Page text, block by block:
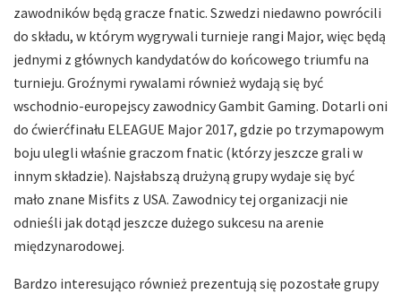
zawodników będą gracze fnatic. Szwedzi niedawno powrócili
do składu, w którym wygrywali turnieje rangi Major, więc będą
jednymi z głównych kandydatów do końcowego triumfu na
turnieju. Groźnymi rywalami również wydają się być
wschodnio-europejscy zawodnicy Gambit Gaming. Dotarli oni
do ćwierćfinału ELEAGUE Major 2017, gdzie po trzymapowym
boju ulegli właśnie graczom fnatic (którzy jeszcze grali w
innym składzie). Najsłabszą drużyną grupy wydaje się być
mało znane Misfits z USA. Zawodnicy tej organizacji nie
odnieśli jak dotąd jeszcze dużego sukcesu na arenie
międzynarodowej.
Bardzo interesująco również prezentują się pozostałe grupy